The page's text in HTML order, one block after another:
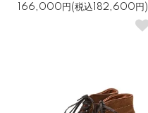
166,000円(税込182,600円)